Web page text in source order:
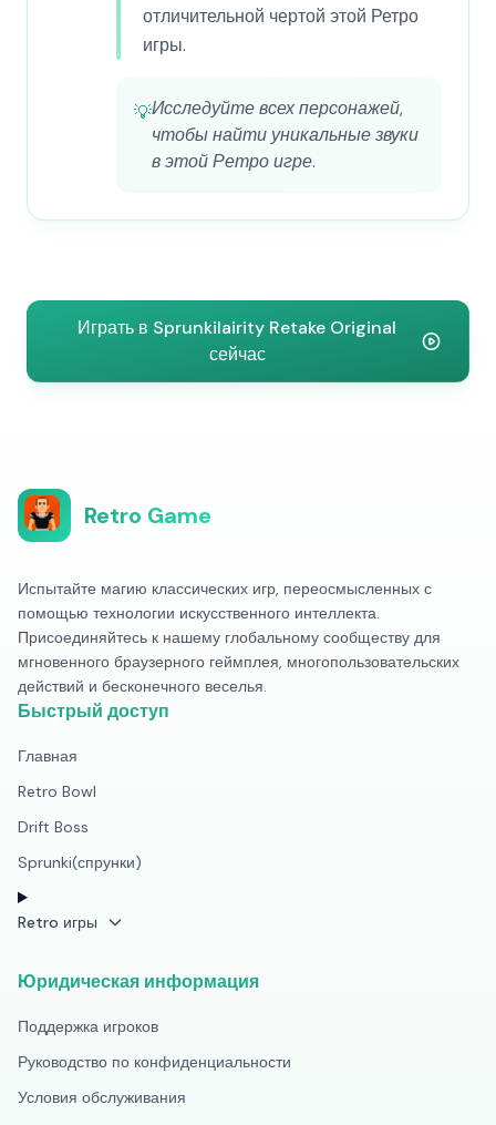
отличительной чертой этой Ретро
игры.
💡Исследуйте всех персонажей,
чтобы найти уникальные звуки
в этой Ретро игре.
Играть в Sprunkilairity Retake Original
сейчас
Retro Game
Испытайте магию классических игр, переосмысленных с
помощью технологии искусственного интеллекта.
Присоединяйтесь к нашему глобальному сообществу для
мгновенного браузерного геймплея, многопользовательских
действий и бесконечного веселья.
Быстрый доступ
Главная
Retro Bowl
Drift Boss
Sprunki(спрунки)
Retro игры
Юридическая информация
Поддержка игроков
Руководство по конфиденциальности
Условия обслуживания